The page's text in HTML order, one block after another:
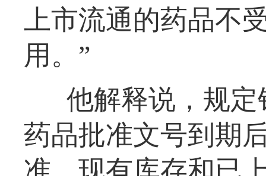
上市流通的药品不
用。”
他解释说，规
药品批准文号到期